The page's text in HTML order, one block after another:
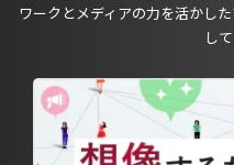
ワークとメディアの力を活かし
し